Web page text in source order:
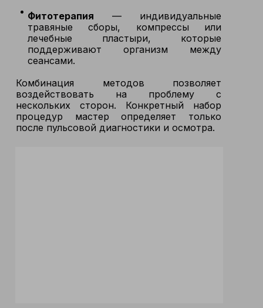
Фитотерапия — индивидуальные
травяные сборы, компрессы или
лечебные пластыри, которые
поддерживают организм между
сеансами.
Комбинация методов позволяет
воздействовать на проблему с
нескольких сторон. Конкретный набор
процедур мастер определяет только
после пульсовой диагностики и осмотра.